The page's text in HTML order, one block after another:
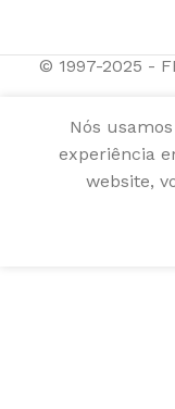
© 1997-2025 -
Nós
experiência
website,